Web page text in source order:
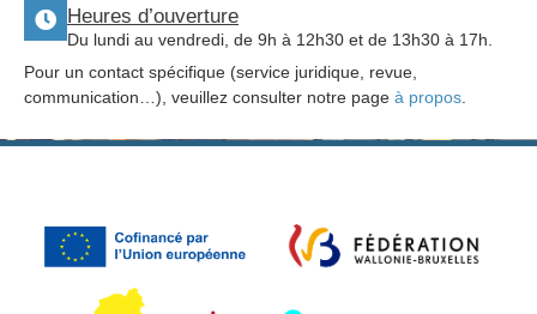
Heures d’ouverture
Du lundi au vendredi, de 9h à 12h30 et de 13h30 à 17h.
Pour un contact spécifique (service juridique, revue,
communication…), veuillez consulter notre page à propos